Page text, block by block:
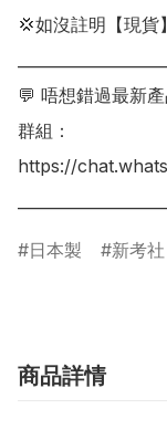
💢如沒註明【現
💬 唔想錯過最新
群組：
https://
日本製 新考社
商品詳情